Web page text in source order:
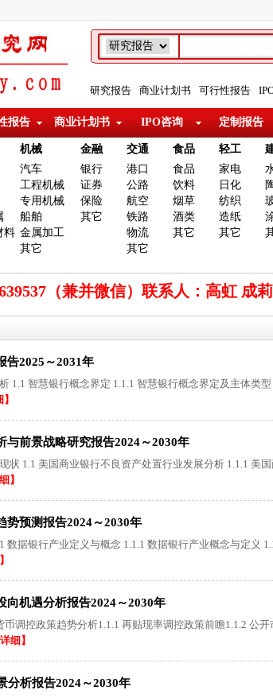
研究报告 商业计划书 可行性报告
报告 商业计划书 IPO咨询 定制报告
机械 金融 交通 食品 轻工
料
汽车
工程机械
专用机械
船舶
金属加工
其它
银行
证券
保险
其它
港口
公路
航空
铁路
物流
其它
食品
饮料
烟草
酒类
其它
家电
日化
纺织
造纸
其它
（兼并微信）联系人：高虹 成
告2025～2031年
1.1 智慧银行概念界定 1.1.1 智慧银行概念界定及主体类
前景战略研究报告2024～2030年
状 1.1 美国商业银行不良资产处置行业发展分析 1.1.1 美
】
势预测报告2024～2030年
据银行产业定义与概念 1.1.1 数据银行产业概念与定义
向机遇分析报告2024～2030年
调控政策趋势分析1.1.1 再贴现率调控政策前瞻1.1.2 公开
详细】
分析报告2024～2030年